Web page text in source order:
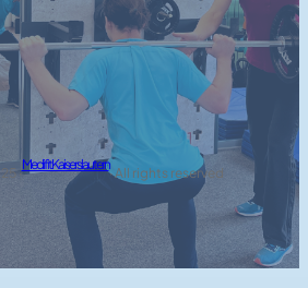
·
Medifit Kaiserslautern
· All rights reserved